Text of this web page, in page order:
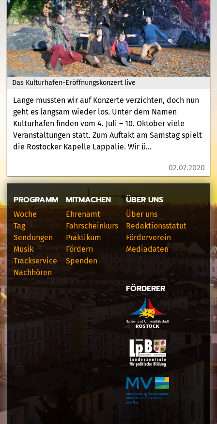
Das Kulturhafen-Eröffnungskonzert live
Lange mussten wir auf Konzerte verzichten, doch nun
geht es langsam wieder los. Unter dem Namen
Kulturhafen finden vom 4. Juli – 10. Oktober viele
Veranstaltungen statt. Zum Auftakt am Samstag spielt
die Rostocker Kapelle Lappalie. Wir ü...
02.07.2020
PROGRAMM
Woche
Tag
Sendungen
Musik
Trackservice
Nachhören
MITMACHEN
Ehrenamt
Fahrscheinkurs
Praktikum
Fördern
Spenden
ÜBER UNS
Über uns
Redaktionsstatut
Förderverein
Mediadaten
FÖRDERER